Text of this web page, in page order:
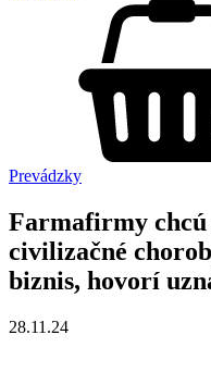
Prevádzky
Farmafirmy
civilizačné
biznis, hovorí
28.11.24